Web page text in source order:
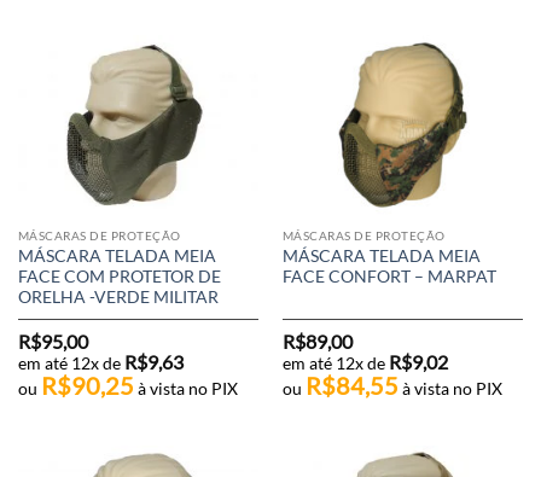
MÁSCARAS DE PROTEÇÃO
MÁSCARA TELADA MEIA
FACE COM PROTETOR DE
ORELHA -VERDE MILITAR
R$95,00
em até 12x de R$9,63
ou R$90,25 à vista no PIX
MÁSCARAS DE PROTEÇÃO
MÁSCARA TELADA MEIA
FACE CONFORT – MARPAT
R$89,00
em até 12x de R$9,02
ou R$84,55 à vista no PIX